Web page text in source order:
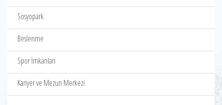
Sosyopark
Beslenme
Spor İmkanları
Kariyer ve Mezun Merkezi